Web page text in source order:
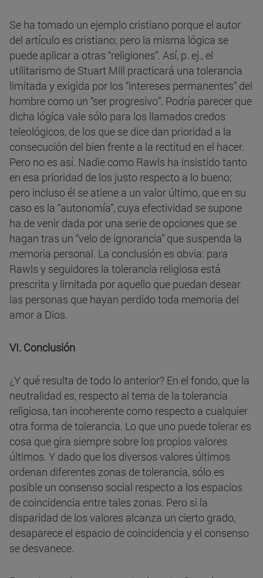
Se ha tomado un ejemplo cristiano porque el autor
del artículo es cristiano; pero la misma lógica se
puede aplicar a otras “religiones”. Así, p. ej., el
utilitarismo de Stuart Mill practicará una tolerancia
limitada y exigida por los “intereses permanentes” del
hombre como un “ser progresivo”. Podría parecer que
dicha lógica vale sólo para los llamados credos
teleológicos, de los que se dice dan prioridad a la
consecución del bien frente a la rectitud en el hacer.
Pero no es así. Nadie como Rawls ha insistido tanto
en esa prioridad de los justo respecto a lo bueno;
pero incluso él se atiene a un valor último, que en su
caso es la “autonomía”, cuya efectividad se supone
ha de venir dada por una serie de opciones que se
hagan tras un “velo de ignorancia” que suspenda la
memoria personal. La conclusión es obvia: para
Rawls y seguidores la tolerancia religiosa está
prescrita y limitada por aquello que puedan desear
las personas que hayan perdido toda memoria del
amor a Dios.
VI. Conclusión
¿Y qué resulta de todo lo anterior? En el fondo, que la
neutralidad es, respecto al tema de la tolerancia
religiosa, tan incoherente como respecto a cualquier
otra forma de tolerancia. Lo que uno puede tolerar es
cosa que gira siempre sobre los propios valores
últimos. Y dado que los diversos valores últimos
ordenan diferentes zonas de tolerancia, sólo es
posible un consenso social respecto a los espacios
de coincidencia entre tales zonas. Pero si la
disparidad de los valores alcanza un cierto grado,
desaparece el espacio de coincidencia y el consenso
se desvanece.